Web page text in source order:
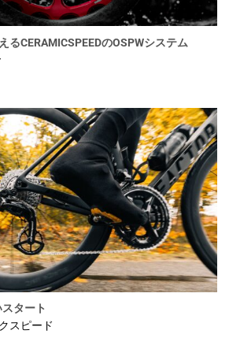
るCERAMICSPEEDのOSPWシステム
タート
スピード